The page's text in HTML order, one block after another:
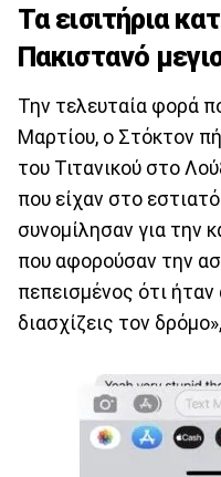
Τα εισιτήρια
Πακιστανό
Την τελευταία φορά
Μαρτίου, ο Στόκτον
του Τιτανικού στο
που είχαν στο
συνομίλησαν για την
που αφορούσαν την
πεπεισμένος ότι
διασχίζεις τον